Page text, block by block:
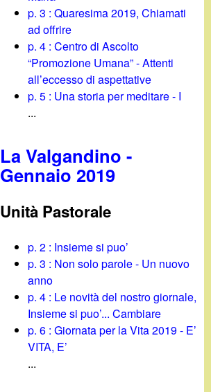
e
r
c
a
p. 3 : Quaresima 2019, Chiamati
ad offrire
p. 4 : Centro di Ascolto
“Promozione Umana” - Attenti
all’eccesso di aspettative
p. 5 : Una storia per meditare - I
...
La Valgandino -
Gennaio 2019
Unità Pastorale
p. 2 : Insieme si puo’
p. 3 : Non solo parole - Un nuovo
anno
p. 4 : Le novità del nostro giornale,
Insieme si puo’... Cambiare
p. 6 : Giornata per la Vita 2019 - E’
VITA, E’
...